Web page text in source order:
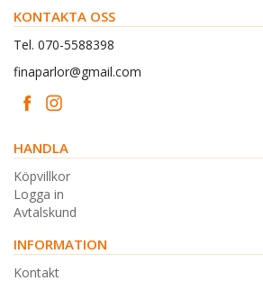
KONTAKTA OSS
Tel. 070-5588398
finaparlor@gmail.com
HANDLA
Köpvillkor
Logga in
Avtalskund
INFORMATION
Kontakt